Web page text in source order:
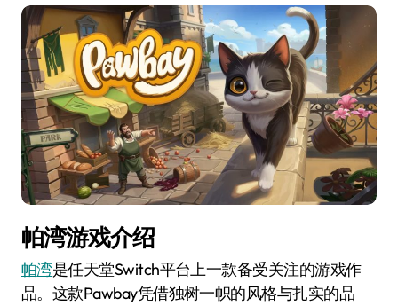
帕湾游戏介绍
帕湾是任天堂Switch平台上一款备受关注的游戏作
品。这款Pawbay凭借独树一帜的风格与扎实的品